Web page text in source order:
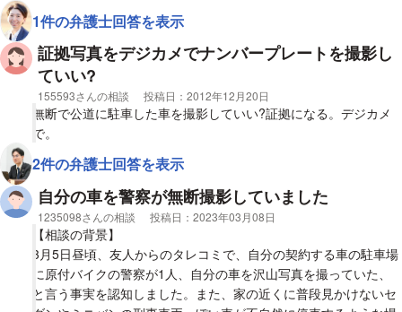
ありますか？
1件の弁護士回答を表示
証拠写真をデジカメでナンバープレートを撮影し
ていい?
相談者
155593さんの相談 投稿日： 2012年12月20日
無断で公道に駐車した車を撮影していい?証拠になる。デジカメ
で。
2件の弁護士回答を表示
自分の車を警察が無断撮影していました
相談者
1235098さんの相談 投稿日： 2023年03月08日
【相談の背景】
3月5日昼頃、友人からのタレコミで、自分の契約する車の駐車場
に原付バイクの警察が1人、自分の車を沢山写真を撮っていた、
と言う事実を認知しました。また、家の近くに普段見かけないセ